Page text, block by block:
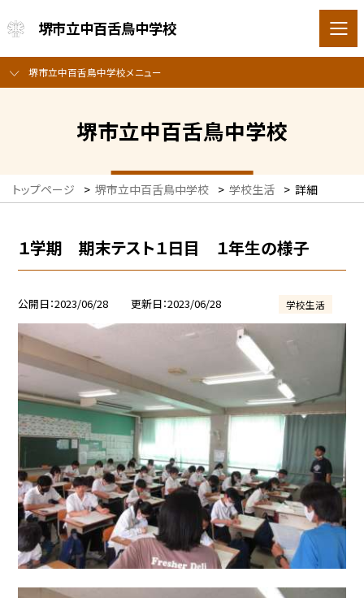
堺市立中百舌鳥中学校
堺市立中百舌鳥中学校メニュー
堺市立中百舌鳥中学校
トップページ > 堺市立中百舌鳥中学校 > 学校生活 > 詳細
１学期 期末テスト１日目 １年生の様子
公開日 2023/06/28 更新日 2023/06/28 学校生活